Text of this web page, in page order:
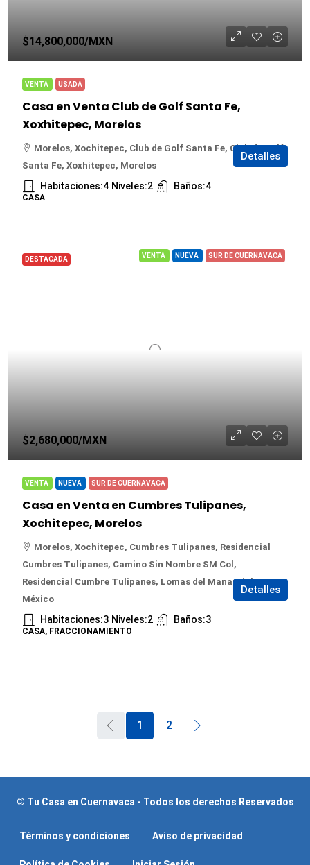
$14,800,000/MXN
VENTA USADA
Casa en Venta Club de Golf Santa Fe,
Xoxhitepec, Morelos
Morelos, Xochitepec, Club de Golf Santa Fe, Club de Golf
Santa Fe, Xoxhitepec, Morelos
Habitaciones:4 Niveles:2 Baños:4
CASA
Detalles
DESTACADA VENTA NUEVA SUR DE CUERNAVACA
$2,680,000/MXN
VENTA NUEVA SUR DE CUERNAVACA
Casa en Venta en Cumbres Tulipanes,
Xochitepec, Morelos
Morelos, Xochitepec, Cumbres Tulipanes, Residencial
Cumbres Tulipanes, Camino Sin Nombre SM Col,
Residencial Cumbre Tulipanes, Lomas del Manantial, Mor.,
México
Habitaciones:3 Niveles:2 Baños:3
CASA, FRACCIONAMIENTO
Detalles
1 2
© Tu Casa en Cuernavaca - Todos los derechos Reservados
Términos y condiciones Aviso de privacidad